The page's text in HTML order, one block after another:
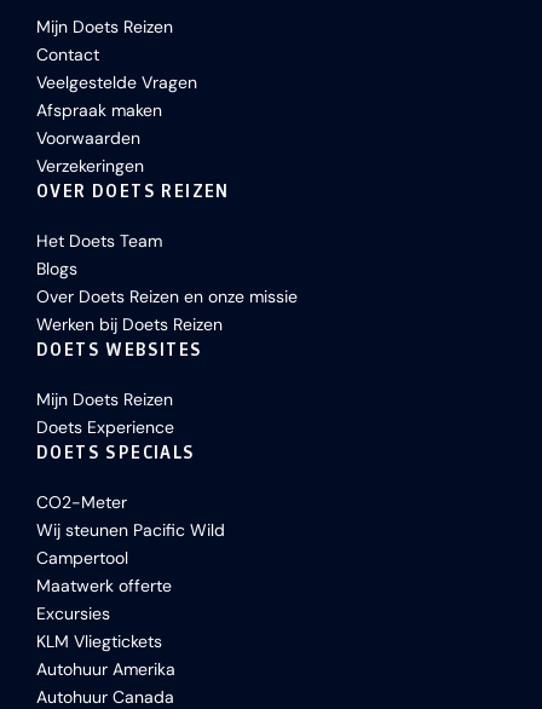
Mijn Doets Reizen
Contact
Veelgestelde Vragen
Afspraak maken
Voorwaarden
Verzekeringen
OVER DOETS REIZEN
Het Doets Team
Blogs
Over Doets Reizen en onze missie
Werken bij Doets Reizen
DOETS WEBSITES
Mijn Doets Reizen
Doets Experience
DOETS SPECIALS
CO2-Meter
Wij steunen Pacific Wild
Campertool
Maatwerk offerte
Excursies
KLM Vliegtickets
Autohuur Amerika
Autohuur Canada